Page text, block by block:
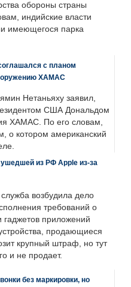
обороны страны
индийские власти
имеющегося парка
с планом
ХАМАС
Нетаньяху заявил,
США Дональдом
ХАМАС. По его словам,
о котором американский
из РФ Apple из-за
возбудила дело
требований о
гаджетов приложений
продающиеся
крупный штраф, но тут
и не продает.
без маркировки, но